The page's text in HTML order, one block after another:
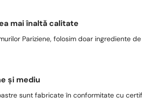
mai înaltă calitate
Pariziene, folosim doar ingrediente
și mediu
sunt fabricate în conformitate cu